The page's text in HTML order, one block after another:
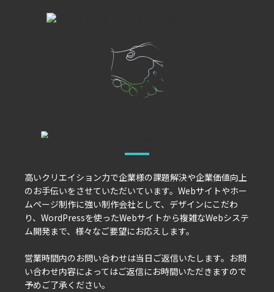
高いクリエイション力で企業様の課題解決や企業価値向上
のお手伝いをさせていただいています。Webサイトやホー
ムページ制作に強い制作会社として、デザインにこだわ
り、WordPressを使ったWebサイトから複雑なWebシステ
ム開発まで、様々なご要望にお応えします。
営業時間内のお問い合わせは当日ご返信いたします。お問
い合わせ内容によってはご返信にお時間いただきますので
予めご了承ください。